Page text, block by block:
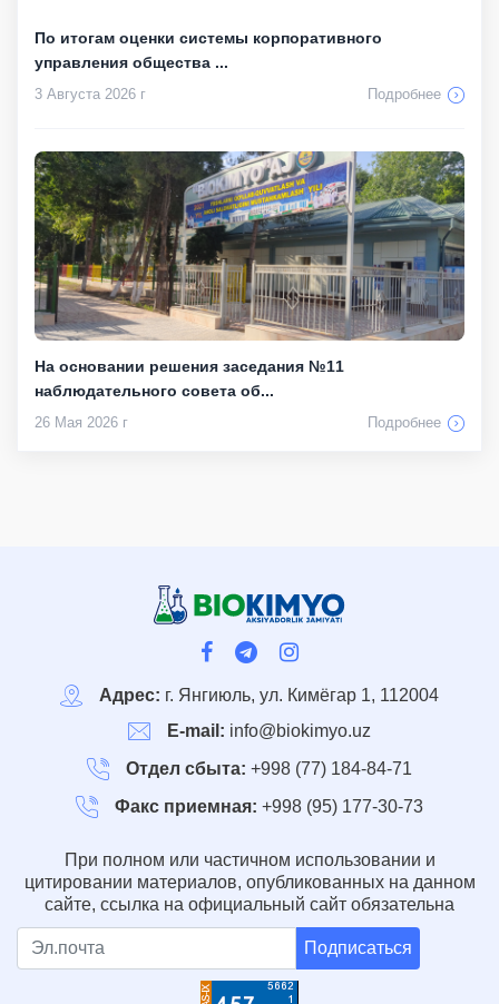
По итогам оценки системы корпоративного
управления общества ...
3 Августа 2026 г Подробнее
На основании решения заседания №11
наблюдательного совета об...
26 Мая 2026 г Подробнее
Адрес: г. Янгиюль, ул. Кимёгар 1, 112004
E-mail: info@biokimyo.uz
Отдел сбыта: +998 (77) 184-84-71
Факс приемная: +998 (95) 177-30-73
При полном или частичном использовании и
цитировании материалов, опубликованных на данном
сайте, ссылка на официальный сайт обязательна
Подписаться